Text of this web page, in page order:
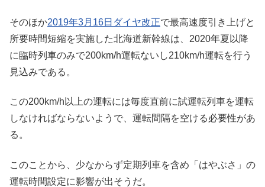
そのほか2019年3月16日ダイヤ改正で最高速度引き上げと
所要時間短縮を実施した北海道新幹線は、2020年夏以降
に臨時列車のみで200km/h運転ないし210km/h運転を行う
見込みである。
この200km/h以上の運転には毎度直前に試運転列車を運転
しなければならないようで、運転間隔を空ける必要性があ
る。
このことから、少なからず定期列車を含め「はやぶさ」の
運転時間設定に影響が出そうだ。